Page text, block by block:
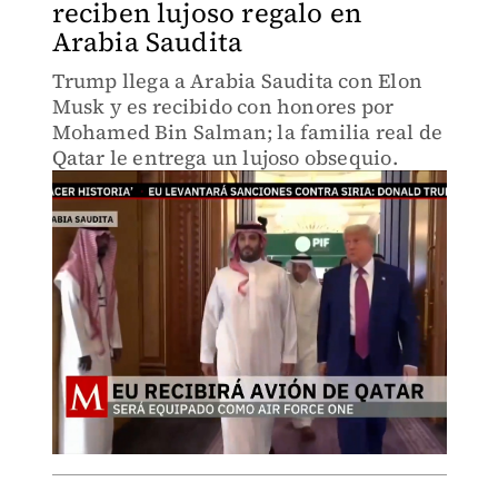
reciben lujoso regalo en
Arabia Saudita
Trump llega a Arabia Saudita con Elon
Musk y es recibido con honores por
Mohamed Bin Salman; la familia real de
Qatar le entrega un lujoso obsequio.